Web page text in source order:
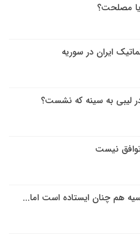
مصلحت؟
ایران در سوریه
لیبی به سینه که نشست؟
نیست
هم چنان ایستاده است اما...